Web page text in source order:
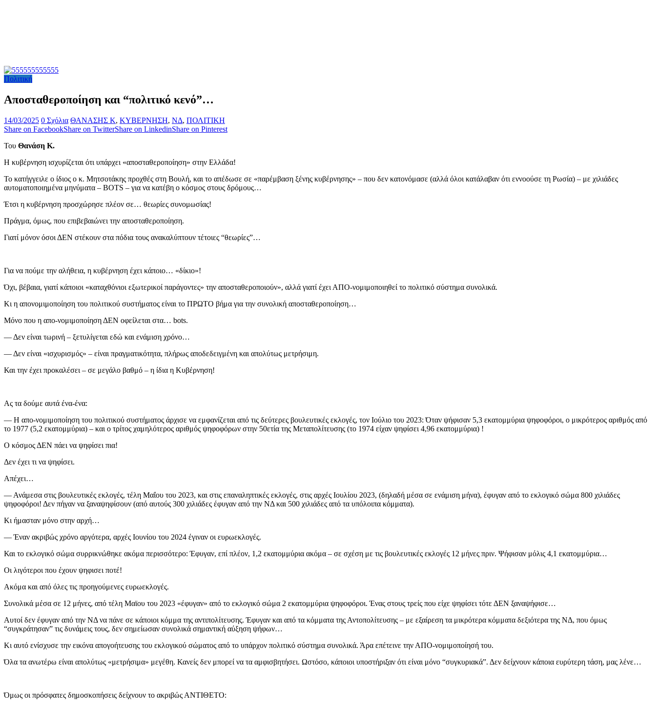
Πολιτική
Αποσταθεροποίηση και “πολιτικό κενό”…
14/03/2025 0 Σχόλια ΘΑΝΑΣΗΣ Κ, ΚΥΒΕΡΝΗΣΗ, ΝΔ, ΠΟΛΙΤΙΚΗ
Share on FacebookShare on TwitterShare on LinkedinShare on Pinterest
Του Θανάση Κ.
Η κυβέρνηση ισχυρίζεται ότι υπάρχει «αποσταθεροποίηση» στην Ελλάδα!
Το κατήγγειλε ο ίδιος ο κ. Μητσοτάκης προχθές στη Βουλή, και το απέδωσε σε «παρέμβαση ξένης κυβέρνησης» – που δεν κατονόμασε (αλλά όλοι κατάλαβαν ότι εννοούσε τη Ρωσία) – με χιλιάδες
αυτοματοποιημένα μηνύματα – BOTS – για να κατέβη ο κόσμος στους δρόμους…
Έτσι η κυβέρνηση προσχώρησε πλέον σε… θεωρίες συνομωσίας!
Πράγμα, όμως, που επιβεβαιώνει την αποσταθεροποίηση.
Γιατί μόνον όσοι ΔΕΝ στέκουν στα πόδια τους ανακαλύπτουν τέτοιες “θεωρίες”…
Για να πούμε την αλήθεια, η κυβέρνηση έχει κάποιο… «δίκιο»!
Όχι, βέβαια, γιατί κάποιοι «καταχθόνιοι εξωτερικοί παράγοντες» την αποσταθεροποιούν», αλλά γιατί έχει ΑΠΟ-νομιμοποιηθεί το πολιτικό σύστημα συνολικά.
Κι η απονομιμοποίηση του πολιτικού συστήματος είναι το ΠΡΩΤΟ βήμα για την συνολική αποσταθεροποίηση…
Μόνο που η απο-νομιμοποίηση ΔΕΝ οφείλεται στα… bots.
— Δεν είναι τωρινή – ξετυλίγεται εδώ και ενάμιση χρόνο…
— Δεν είναι «ισχυρισμός» – είναι πραγματικότητα, πλήρως αποδεδειγμένη και απολύτως μετρήσιμη.
Και την έχει προκαλέσει – σε μεγάλο βαθμό – η ίδια η Κυβέρνηση!
Ας τα δούμε αυτά ένα-ένα:
— Η απο-νομιμοποίηση του πολιτικού συστήματος άρχισε να εμφανίζεται από τις δεύτερες βουλευτικές εκλογές, τον Ιούλιο του 2023: Όταν ψήφισαν 5,3 εκατομμύρια ψηφοφόροι, ο μικρότερος αριθμός από
το 1977 (5,2 εκατομμύρια) – και ο τρίτος χαμηλότερος αριθμός ψηφοφόρων στην 50ετία της Μεταπολίτευσης (το 1974 είχαν ψηφίσει 4,96 εκατομμύρια) !
Ο κόσμος ΔΕΝ πάει να ψηφίσει πια!
Δεν έχει τι να ψηφίσει.
Απέχει…
— Ανάμεσα στις βουλευτικές εκλογές, τέλη Μαΐου του 2023, και στις επαναληπτικές εκλογές, στις αρχές Ιουλίου 2023, (δηλαδή μέσα σε ενάμιση μήνα), έφυγαν από το εκλογικό σώμα 800 χιλιάδες
ψηφοφόροι! Δεν πήγαν να ξαναψηφίσουν (από αυτούς 300 χιλιάδες έφυγαν από την ΝΔ και 500 χιλιάδες από τα υπόλοιπα κόμματα).
Κι ήμασταν μόνο στην αρχή…
— Έναν ακριβώς χρόνο αργότερα, αρχές Ιουνίου του 2024 έγιναν οι ευρωεκλογές.
Και το εκλογικό σώμα συρρικνώθηκε ακόμα περισσότερο: Έφυγαν, επί πλέον, 1,2 εκατομμύρια ακόμα – σε σχέση με τις βουλευτικές εκλογές 12 μήνες πριν. Ψήφισαν μόλις 4,1 εκατομμύρια…
Οι λιγότεροι που έχουν ψηφισει ποτέ!
Ακόμα και από όλες τις προηγούμενες ευρωεκλογές.
Συνολικά μέσα σε 12 μήνες, από τέλη Μαϊου του 2023 «έφυγαν» από το εκλογικό σώμα 2 εκατομμύρια ψηφοφόροι. Ένας στους τρείς που είχε ψηφίσει τότε ΔΕΝ ξαναψήφισε…
Αυτοί δεν έφυγαν από την ΝΔ να πάνε σε κάποιοι κόμμα της αντιπολίτευσης. Έφυγαν και από τα κόμματα της Αντοπολίτευσης – με εξαίρεση τα μικρότερα κόμματα δεξιότερα της ΝΔ, που όμως
“συγκράτησαν” τις δυνάμεις τους, δεν σημείωσαν συνολικά σημαντική αύξηση ψήφων…
Κι αυτό ενίσχυσε την εικόνα απογοήτευσης του εκλογικού σώματος από το υπάρχον πολιτικό σύστημα συνολικά. Άρα επέτεινε την ΑΠΟ-νομιμοποίησή του.
Όλα τα ανωτέρω είναι απολύτως «μετρήσιμα» μεγέθη. Κανείς δεν μπορεί να τα αμφισβητήσει. Ωστόσο, κάποιοι υποστήριξαν ότι είναι μόνο “συγκυριακά”. Δεν δείχνουν κάποια ευρύτερη τάση, μας λένε…
Όμως οι πρόσφατες δημοσκοπήσεις δείχνουν το ακριβώς ΑΝΤΙΘΕΤΟ: